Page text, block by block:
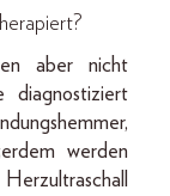
aber nicht
diagnostiziert
werden